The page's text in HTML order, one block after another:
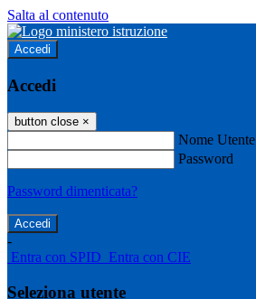
Salta al contenuto
Accedi
Accedi
button close ×
Nome Utente
Password
Password dimenticata?
-
Entra con SPID Entra con CIE
Seleziona utente